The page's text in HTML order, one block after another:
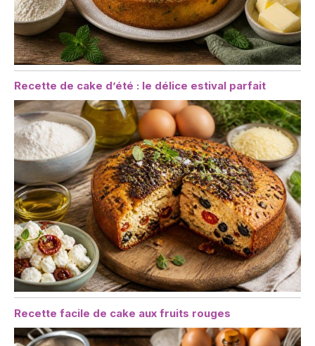
Recette de cake d’été : le délice estival parfait
Recette facile de cake aux fruits rouges